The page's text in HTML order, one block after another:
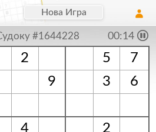
Нова Игра
#1644228 00:15
2 5
7
9
3 6
4
2